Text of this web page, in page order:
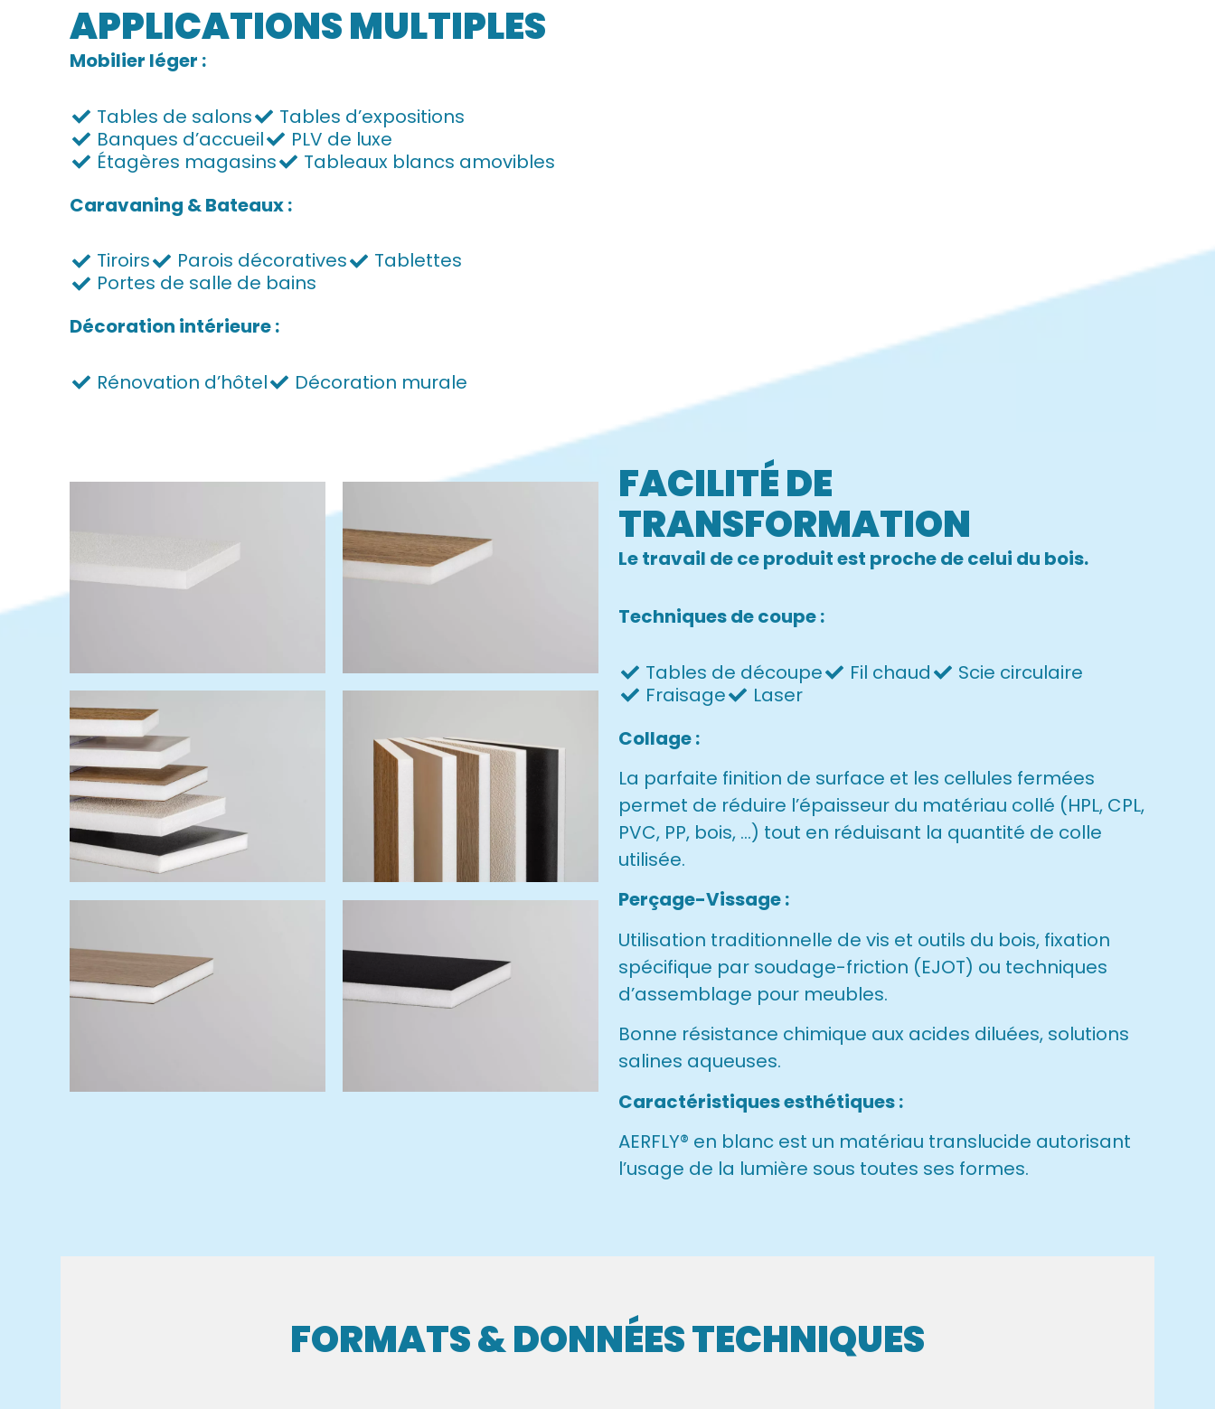
APPLICATIONS MULTIPLES
Mobilier léger :
Tables de salons
Tables d’expositions
Banques d’accueil
PLV de luxe
Étagères magasins
Tableaux blancs amovibles
Caravaning & Bateaux :
Tiroirs Parois décoratives
Tablettes
Portes de salle de bains
Décoration intérieure :
Rénovation d’hôtel Décoration murale
FACILITÉ DE
TRANSFORMATION
Le travail de ce produit est proche de celui du bois.
Techniques de coupe :
Tables de découpe Fil chaud
Scie circulaire
Fraisage
Laser
Collage :
La parfaite finition de surface et les cellules fermées
permet de réduire l’épaisseur du matériau collé (HPL, CPL,
PVC, PP, bois, …) tout en réduisant la quantité de colle
utilisée.
Perçage-Vissage :
Utilisation traditionnelle de vis et outils du bois, fixation
spécifique par soudage-friction (EJOT) ou techniques
d’assemblage pour meubles.
Bonne résistance chimique aux acides diluées, solutions
salines aqueuses.
Caractéristiques esthétiques :
AERFLY® en blanc est un matériau translucide autorisant
l’usage de la lumière sous toutes ses formes.
FORMATS & DONNÉES TECHNIQUES